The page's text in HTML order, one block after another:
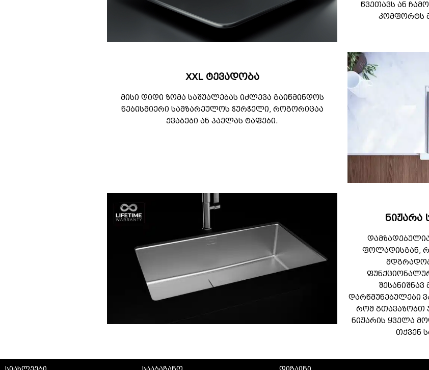
წვეთავს ან
კომფორტს
XXL ტევადობა
მისი დიდი ზომა საშუალებას იძლევა გაიწმინდოს
ნებისმიერი სამზარეულოს ჭურჭელი, როგორიცაა
ქვაბები ან პაელას ტაფები.
ნიჟარა
ფოლადისგან,
შესანიშნავ
დარწმუნებულები
რომ გთავაზობთ
ნიჟარის ყველა
თქვენ